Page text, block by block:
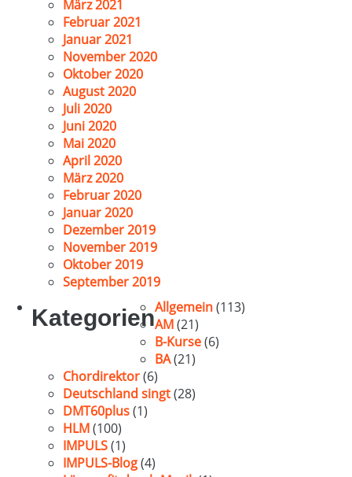
März 2021
Februar 2021
Januar 2021
November 2020
Oktober 2020
August 2020
Juli 2020
Juni 2020
Mai 2020
April 2020
März 2020
Februar 2020
Januar 2020
Dezember 2019
November 2019
Oktober 2019
September 2019
KategorienAllgemein(113)
AM(21)
B-Kurse(6)
BA(21)
Chordirektor(6)
Deutschland singt(28)
DMT60plus(1)
HLM(100)
IMPULS(1)
IMPULS-Blog(4)